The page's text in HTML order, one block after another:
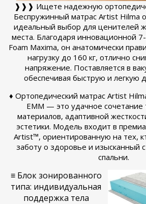
❱❱❱ Ищете надежную
Беспружинный матрас Artist Hilma
идеальный выбор для ценителей
места. Благодаря инновационной
Foam Maxima, он анатомически
нагрузку до 160 кг, отлично
напряжение. Поставляется в
обеспечивая быструю и легкую
♦ Ортопедический матрас Artist
ЕММ — это удачное сочетание
материалов, адаптивной
эстетики. Модель входит в
Artist™, ориентированную на тех,
заботу о здоровье и изысканный
спальни.
≡ Блок зонированного
типа: индивидуальная
поддержка тела